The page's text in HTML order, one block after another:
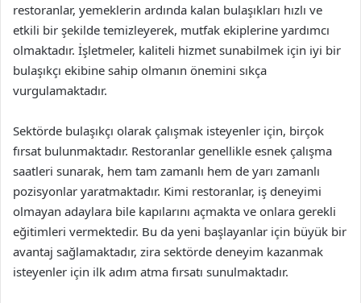
restoranlar, yemeklerin ardında kalan bulaşıkları hızlı ve
etkili bir şekilde temizleyerek, mutfak ekiplerine yardımcı
olmaktadır. İşletmeler, kaliteli hizmet sunabilmek için iyi bir
bulaşıkçı ekibine sahip olmanın önemini sıkça
vurgulamaktadır.
Sektörde bulaşıkçı olarak çalışmak isteyenler için, birçok
fırsat bulunmaktadır. Restoranlar genellikle esnek çalışma
saatleri sunarak, hem tam zamanlı hem de yarı zamanlı
pozisyonlar yaratmaktadır. Kimi restoranlar, iş deneyimi
olmayan adaylara bile kapılarını açmakta ve onlara gerekli
eğitimleri vermektedir. Bu da yeni başlayanlar için büyük bir
avantaj sağlamaktadır, zira sektörde deneyim kazanmak
isteyenler için ilk adım atma fırsatı sunulmaktadır.